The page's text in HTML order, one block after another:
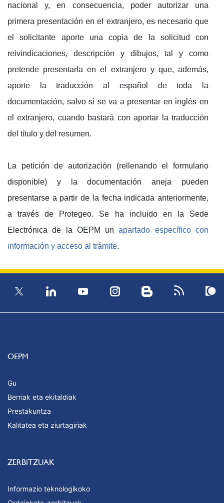
nacional y, en consecuencia, poder autorizar una
primera presentación en el extranjero, es necesario que
el solicitante aporte una copia de la solicitud con
reivindicaciones, descripción y dibujos, tal y como
pretende presentarla en el extranjero y que, además,
aporte la traducción al español de toda la
documentación, salvo si se va a presentar en inglés en
el extranjero, cuando bastará con aportar la traducción
del título y del resumen.
La petición de autorización (rellenando el formulario
disponible) y la documentación aneja pueden
presentarse a partir de la fecha indicada anteriormente,
a través de Protegeo. Se ha incluido en la Sede
Electrónica de la OEPM unapartado específico con
información y acceso al trámite.
OEPM
Gu
Berriak eta ekitaldiak
Prestakuntza
Kalitatea eta ziurtagiriak
ZERBITZUAK
Informazio teknologikoko